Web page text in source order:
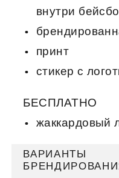
внутри
принт
стикер с
БЕСПЛАТНО
жаккардовый
ВАРИАНТЫ